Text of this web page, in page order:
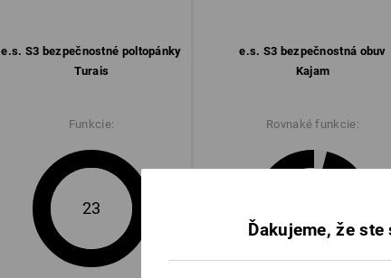
e.s. S3 bezpečnostné poltopánky
Turais
Funkcie:
23
e.s. S3 bezpečnostná obuv
Kajam
Rovnaké funkcie:
Ďakujeme, že